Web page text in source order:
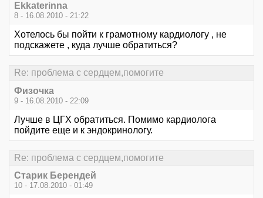
Ekkaterinna
8 - 16.08.2010 - 21:22
Хотелось бы пойти к грамотному кардиологу , не
подскажете , куда лучше обратиться?
Re: проблема с сердцем,помогите
Физочка
9 - 16.08.2010 - 22:09
Лучше в ЦГХ обратиться. Помимо кардиолога
пойдите еще и к эндокринологу.
Re: проблема с сердцем,помогите
Старик Берендей
10 - 17.08.2010 - 01:49